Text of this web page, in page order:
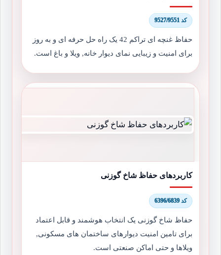
کد 9527/9551
حفاظ غنچه ای تراکم 42 یک راه حل حرفه ای و به روز
برای امنیت و زیبایی نمای دیوار خانه, ویلا و باغ است.
کاربردهای حفاظ شاخ گوزنی
کد 6396/6839
حفاظ شاخ گوزنی یک انتخاب هوشمند و قابل اعتماد
برای تامین امنیت دیوارهای ساختمان های مسکونی,
ویلاها و حتی اماکن صنعتی است.